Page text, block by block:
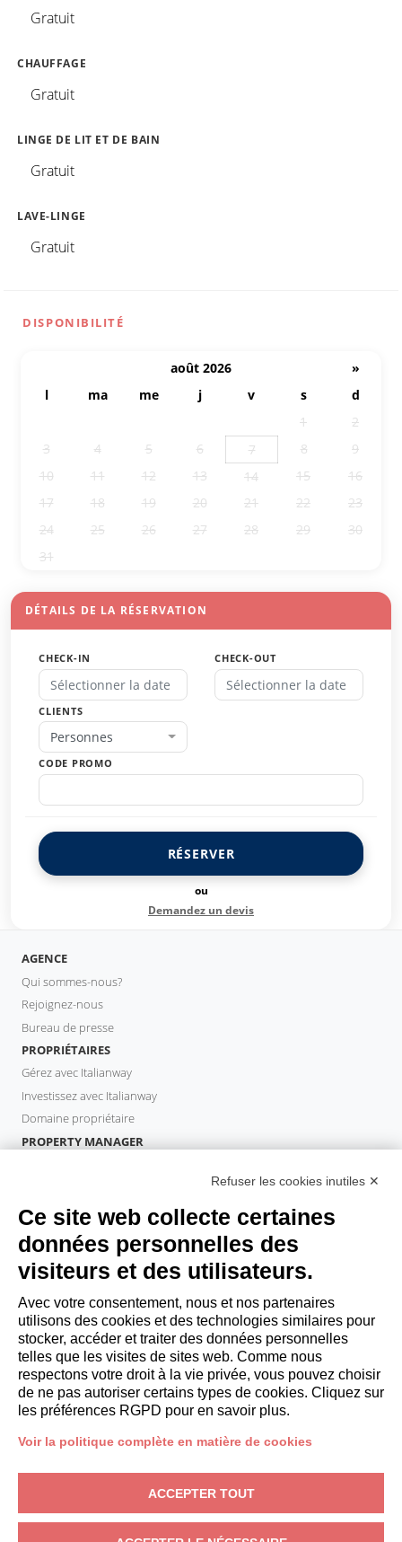
Gratuit
CHAUFFAGE
Gratuit
LINGE DE LIT ET DE BAIN
Gratuit
LAVE-LINGE
Gratuit
DISPONIBILITÉ
août 2026
»
l
ma me j v s
d
1
2
3
4 5 6 7 8
9
10
11 12 13 14 15
16
17
18 19 20 21 22
23
24
25 26 27 28 29
30
31
DÉTAILS DE LA RÉSERVATION
CHECK-IN CHECK-OUT
CLIENTS
Personnes
CODE PROMO
RÉSERVER
ou
Demandez un devis
AGENCE
Qui sommes-nous?
Rejoignez-nous
Bureau de presse
PROPRIÉTAIRES
Gérez avec Italianway
Investissez avec Italianway
Domaine propriétaire
PROPERTY MANAGER
INVITÉS
Réservez un séjour
Séjour longue durée
Expériences pour les clients
Reductions pour les clients
Conventions pour les entreprises
booking@italianway.house
+390286882952
N° TVA: 08839180968 - PMI Innovativa
Protection de la vie privée-Conditions-Cookies-Whistleblowing
Refuser les cookies inutiles ✕
Ce site web collecte certaines
données personnelles des
visiteurs et des utilisateurs.
Avec votre consentement, nous et nos partenaires
utilisons des cookies et des technologies similaires pour
stocker, accéder et traiter des données personnelles
telles que les visites de sites web. Comme nous
respectons votre droit à la vie privée, vous pouvez choisir
de ne pas autoriser certains types de cookies. Cliquez sur
les préférences RGPD pour en savoir plus.
Voir la politique complète en matière de cookies
ACCEPTER TOUT